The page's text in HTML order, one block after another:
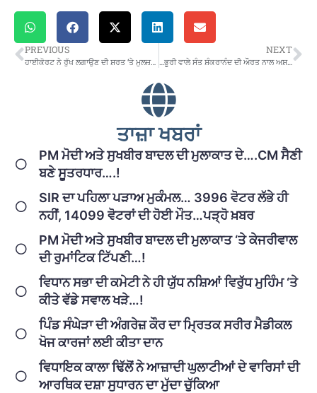
PREVIOUS
ਹਾਈਕੋਰਟ ਨੇ ਰੁੱਖ ਲਗਾਉਣ ਦੀ ਸ਼ਰਤ ‘ਤੇ ਮੁਲਜ਼ਮਾਂ ਨੂੰ ਦਿੱਤੀ ਜ਼ਮਾਨਤ
NEXT
…ਭੂਰੀ ਵਾਲੇ ਸੰਤ ਸ਼ੰਕਰਾਨੰਦ ਦੀ ਔਰਤ ਨਾਲ ਅਸ਼ਲੀਲ ਵੀਡੀਓ ਵਾਇਰਲ…..!
ਤਾਜ਼ਾ ਖਬਰਾਂ
PM ਮੋਦੀ ਅਤੇ ਸੁਖਬੀਰ ਬਾਦਲ ਦੀ ਮੁਲਾਕਾਤ ਦੇ….CM ਸੈਣੀ
ਬਣੇ ਸੂਤਰਧਾਰ….!
SIR ਦਾ ਪਹਿਲਾ ਪੜਾਅ ਮੁਕੰਮਲ… 3996 ਵੋਟਰ ਲੱਭੇ ਹੀ
ਨਹੀਂ, 14099 ਵੋਟਰਾਂ ਦੀ ਹੋਈ ਮੌਤ…ਪੜ੍ਹੋ ਖ਼ਬਰ
PM ਮੋਦੀ ਅਤੇ ਸੁਖਬੀਰ ਬਾਦਲ ਦੀ ਮੁਲਾਕਾਤ ‘ਤੇ ਕੇਜਰੀਵਾਲ
ਦੀ ਰੁਮਾਂਟਿਕ ਟਿੱਪਣੀ…!
ਵਿਧਾਨ ਸਭਾ ਦੀ ਕਮੇਟੀ ਨੇ ਹੀ ਯੁੱਧ ਨਸ਼ਿਆਂ ਵਿਰੁੱਧ ਮੁਹਿੰਮ ‘ਤੇ
ਕੀਤੇ ਵੱਡੇ ਸਵਾਲ ਖੜੇ…!
ਪਿੰਡ ਸੰਘੇੜਾ ਦੀ ਅੰਗਰੇਜ਼ ਕੌਰ ਦਾ ਮ੍ਰਿਤਕ ਸਰੀਰ ਮੈਡੀਕਲ
ਖੋਜ ਕਾਰਜਾਂ ਲਈ ਕੀਤਾ ਦਾਨ
ਵਿਧਾਇਕ ਕਾਲਾ ਢਿੱਲੋਂ ਨੇ ਆਜ਼ਾਦੀ ਘੁਲਾਟੀਆਂ ਦੇ ਵਾਰਿਸਾਂ ਦੀ
ਆਰਥਿਕ ਦਸ਼ਾ ਸੁਧਾਰਨ ਦਾ ਮੁੱਦਾ ਚੁੱਕਿਆ